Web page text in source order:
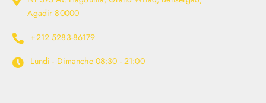
Agadir 80000
+212 5283-86179
Lundi - Dimanche 08:30 - 21:00